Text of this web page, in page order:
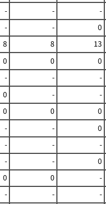
- -
-
- - 0
8 8 13
0 0
0
- - -
0 -
-
0 0 0
- -
0
- - -
- - 0
0 0 -
- - -